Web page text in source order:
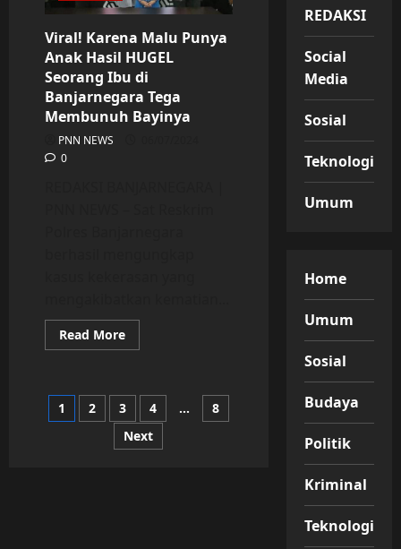
Viral! Karena Malu Punya
Anak Hasil HUGEL
Seorang Ibu di
Banjarnegara Tega
Membunuh Bayinya
PNN NEWS
0
Read MoreRead
more
Malu
Punya
Anak
Hasil
HUGEL
Paginasi
1 2 3 4 …
8
Next
REDAKSI
Social
Media
Sosial
Teknologi
Umum
Home
Umum
Sosial
Budaya
Politik
Kriminal
Teknologi